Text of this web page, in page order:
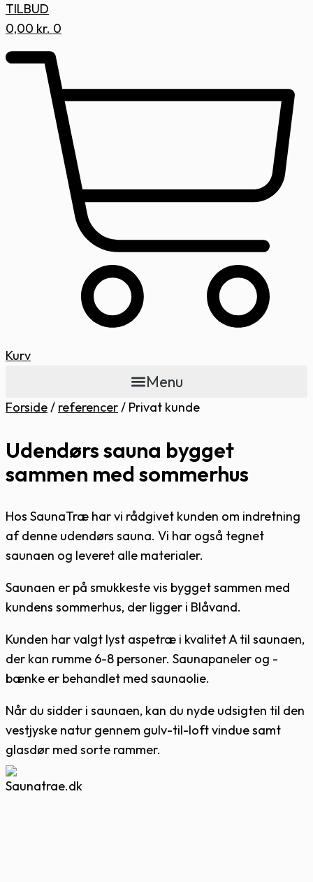
TILBUD
0,00 kr. 0
Kurv
Menu
Forside/ referencer/ Privat kunde
Udendørs sauna bygget
sammen med sommerhus
Hos SaunaTræ har vi rådgivet kunden om indretning
af denne udendørs sauna. Vi har også tegnet
saunaen og leveret alle materialer.
Saunaen er på smukkeste vis bygget sammen med
kundens sommerhus, der ligger i Blåvand.
Kunden har valgt lyst aspetræ i kvalitet A til saunaen,
der kan rumme 6-8 personer. Saunapaneler og -
bænke er behandlet med saunaolie.
Når du sidder i saunaen, kan du nyde udsigten til den
vestjyske natur gennem gulv-til-loft vindue samt
glasdør med sorte rammer.